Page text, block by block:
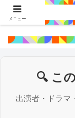
🔍 こ
出演者・ドラマ
メニュー